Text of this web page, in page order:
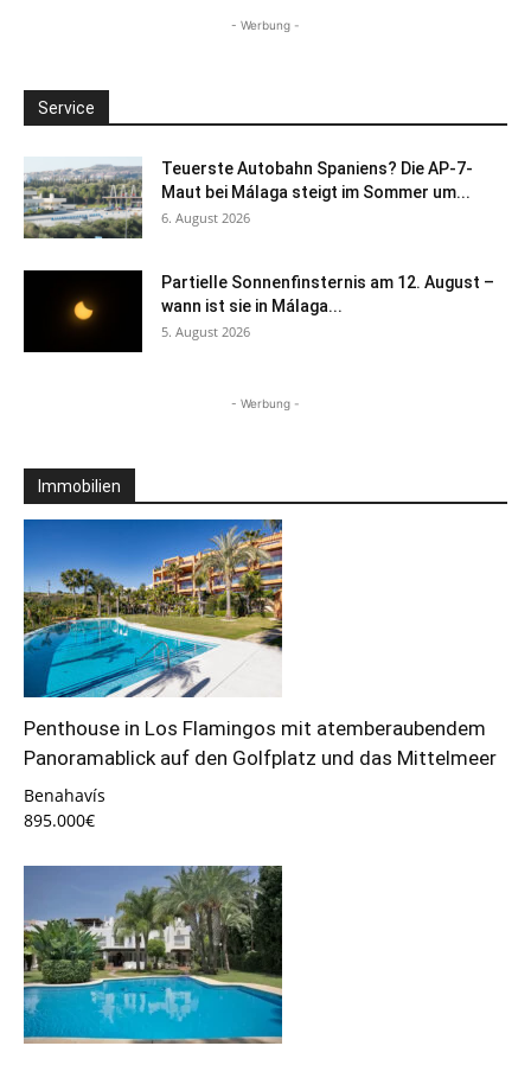
- Werbung -
Service
Teuerste Autobahn Spaniens? Die AP-7-
Maut bei Málaga steigt im Sommer um...
6. August 2026
Partielle Sonnenfinsternis am 12. August –
wann ist sie in Málaga...
5. August 2026
- Werbung -
Immobilien
Penthouse in Los Flamingos mit atemberaubendem
Panoramablick auf den Golfplatz und das Mittelmeer
Benahavís
895.000€